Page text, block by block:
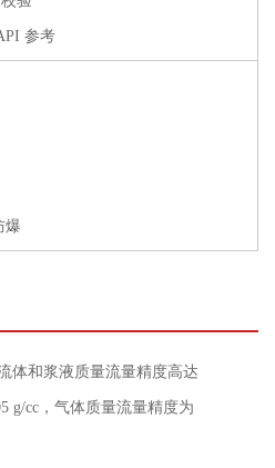
参考
爆
体和浆液质量流量精度高达
g/cc，气体质量流量精度为